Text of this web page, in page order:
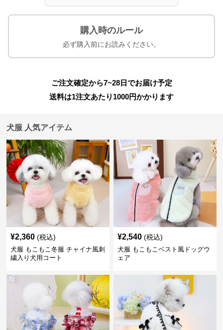
購入時のルール
必ず購入前にお読みください。
ご注文確定から7~28日でお届け予定
送料は1注文あたり 1000円かかります
犬服 人気アイテム
¥2,360 (税込)
犬服 もこもこ冬服 チャイナ風刺
繍入り犬用コート
¥2,540 (税込)
犬服 もこもこベスト風ドッグウ
ェア